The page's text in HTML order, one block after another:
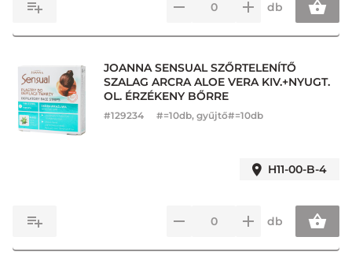
db
JOANNA SENSUAL SZŐRTELENÍTŐ
SZALAG ARCRA ALOE VERA KIV.+NYUGT.
OL. ÉRZÉKENY BŐRRE
#129234 #=10db, gyűjtő#=10db
H11-00-B-4
db